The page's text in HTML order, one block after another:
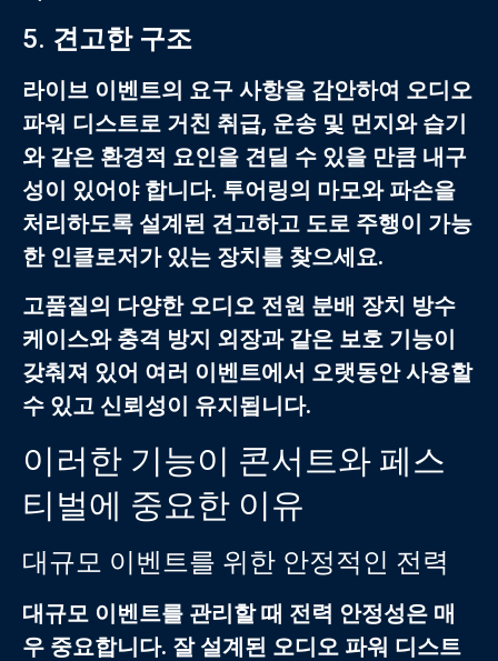
5. 견고한 구조
라이브 이벤트의 요구 사항을 감안하여 오디오
파워 디스트로 거친 취급, 운송 및 먼지와 습기
와 같은 환경적 요인을 견딜 수 있을 만큼 내구
성이 있어야 합니다. 투어링의 마모와 파손을
처리하도록 설계된 견고하고 도로 주행이 가능
한 인클로저가 있는 장치를 찾으세요.
고품질의 다양한 오디오 전원 분배 장치 방수
케이스와 충격 방지 외장과 같은 보호 기능이
갖춰져 있어 여러 이벤트에서 오랫동안 사용할
수 있고 신뢰성이 유지됩니다.
이러한 기능이 콘서트와 페스
티벌에 중요한 이유
대규모 이벤트를 위한 안정적인 전력
대규모 이벤트를 관리할 때 전력 안정성은 매
우 중요합니다. 잘 설계된 오디오 파워 디스트